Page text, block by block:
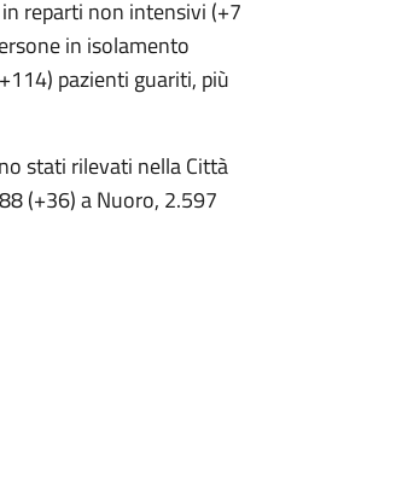
reparti non intensivi (+7
in isolamento
pazienti guariti, più
stati rilevati nella Città
(+36) a Nuoro, 2.597